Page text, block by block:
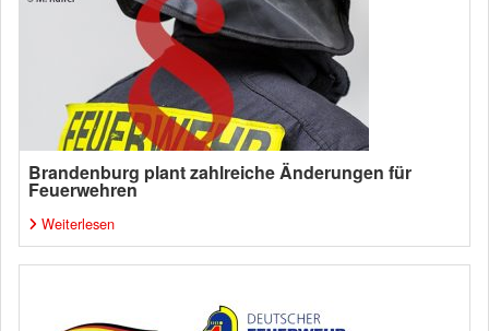
Brandenburg plant zahlreiche Änderungen für
Feuerwehren
Weiterlesen